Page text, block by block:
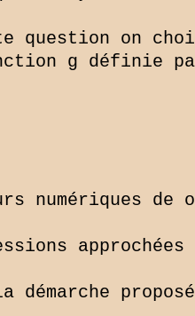
question on
g définie
numériques
démarche